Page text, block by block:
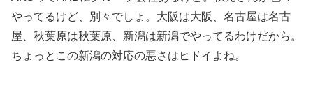
やってるけど、別々でしょ。大阪は大阪、名古屋は名古
屋、秋葉原は秋葉原、新潟は新潟でやってるわけだから。
ちょっとこの新潟の対応の悪さはヒドイよね。